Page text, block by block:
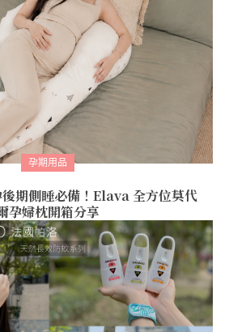
孕期用品
期側睡必備！Elava 全方位莫代
孕婦枕開箱分享